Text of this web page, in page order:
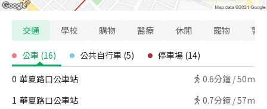
交通 學校 購物 醫療 休閒 寵物 警
公車 (16) 公共自行車 (5) 停車場 (14)
0 華夏路口公車站 0.6分鐘 /50m
1 華夏路口公車站 0.7分鐘 /57m